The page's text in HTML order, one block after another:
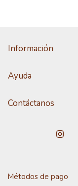
Información
Ayuda
Contáctanos
Métodos de pago